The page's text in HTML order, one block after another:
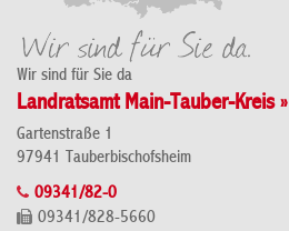
Wir sind für Sie da
Landratsamt Main-Tauber-Kreis »
Gartenstraße 1
97941 Tauberbischofsheim
09341/82-0
09341/828-5660